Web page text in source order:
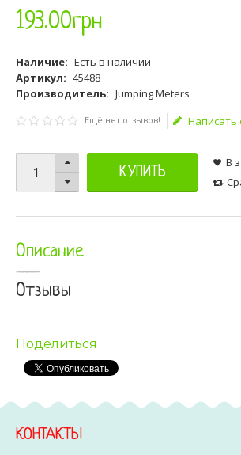
193.00грн
Наличие: Есть в наличии
Артикул: 45488
Производитель: Jumping Meters
Ещё нет отзывов! Написать
КУПИТЬ
В
Описание
Отзывы
Поделиться
КОНТАКТЫ